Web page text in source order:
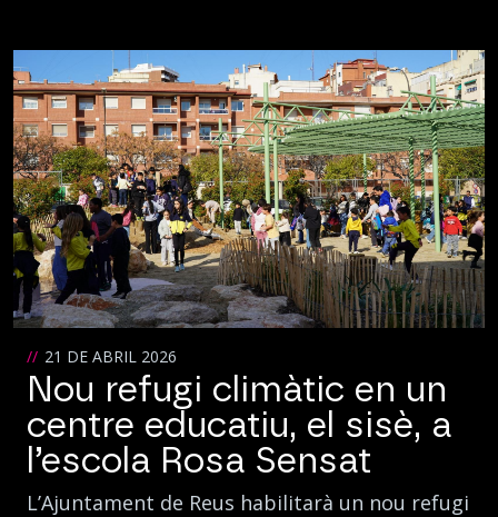
21 DE ABRIL 2026
Nou refugi climàtic en un
centre educatiu, el sisè, a
l’escola Rosa Sensat
L’Ajuntament de Reus habilitarà un nou refugi